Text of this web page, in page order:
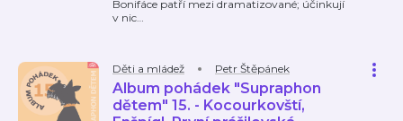
Bonifáce patří mezi dramatizované; účinkují
v nic…
Děti a mládež Petr Štěpánek
Album pohádek "Supraphon
dětem" 15. - Kocourkovští,